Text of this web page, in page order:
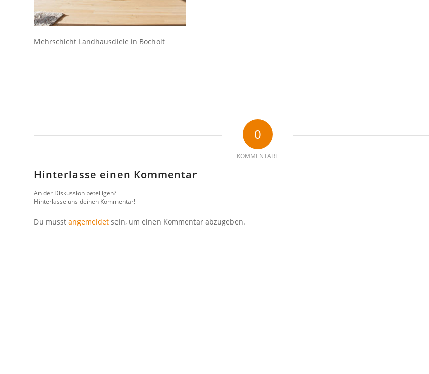
Mehrschicht Landhausdiele in Bocholt
0
KOMMENTARE
Hinterlasse einen Kommentar
An der Diskussion beteiligen?
Hinterlasse uns deinen Kommentar!
Du musst angemeldet sein, um einen Kommentar abzugeben.